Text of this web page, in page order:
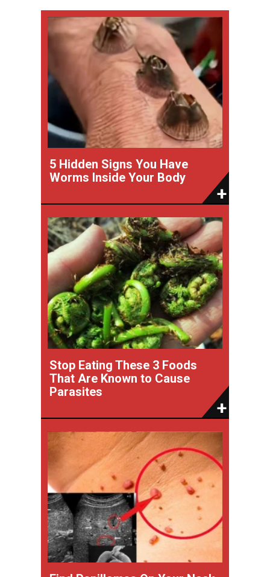
5 Hidden Signs You Have
Worms Inside Your Body
Stop Eating These 3 Foods
That Are Known to Cause
Parasites